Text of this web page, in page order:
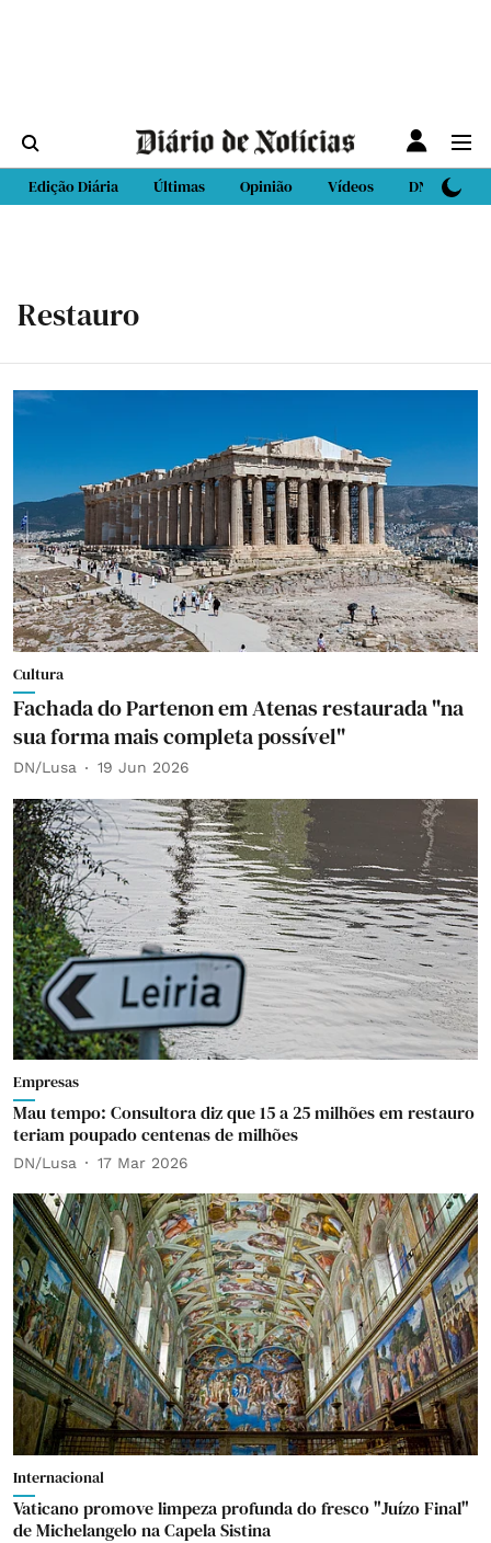
Edição Diária Últimas Opinião Vídeos DN Sport
Restauro
Cultura
Fachada do Partenon em Atenas restaurada "na
sua forma mais completa possível"
DN/Lusa 19 Jun 2026
Empresas
Mau tempo: Consultora diz que 15 a 25 milhões em restauro
teriam poupado centenas de milhões
DN/Lusa 17 Mar 2026
Internacional
Vaticano promove limpeza profunda do fresco "Juízo Final"
de Michelangelo na Capela Sistina